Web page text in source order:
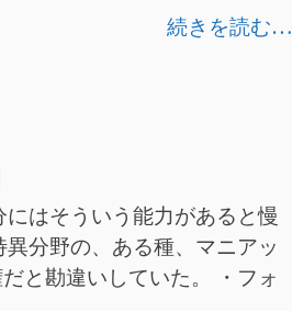
続きを読む…
はそういう能力があると慢
分野の、ある種、マニアッ
と勘違いしていた。 ・フォ